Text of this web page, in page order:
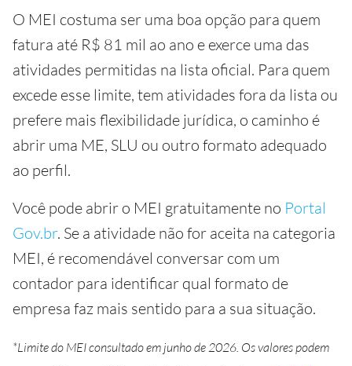
O MEI costuma ser uma boa opção para quem
fatura até R$ 81 mil ao ano e exerce uma das
atividades permitidas na lista oficial. Para quem
excede esse limite, tem atividades fora da lista ou
prefere mais flexibilidade jurídica, o caminho é
abrir uma ME, SLU ou outro formato adequado
ao perfil.
Você pode abrir o MEI gratuitamente no Portal
Gov.br. Se a atividade não for aceita na categoria
MEI, é recomendável conversar com um
contador para identificar qual formato de
empresa faz mais sentido para a sua situação.
*Limite do MEI consultado em junho de 2026. Os valores podem